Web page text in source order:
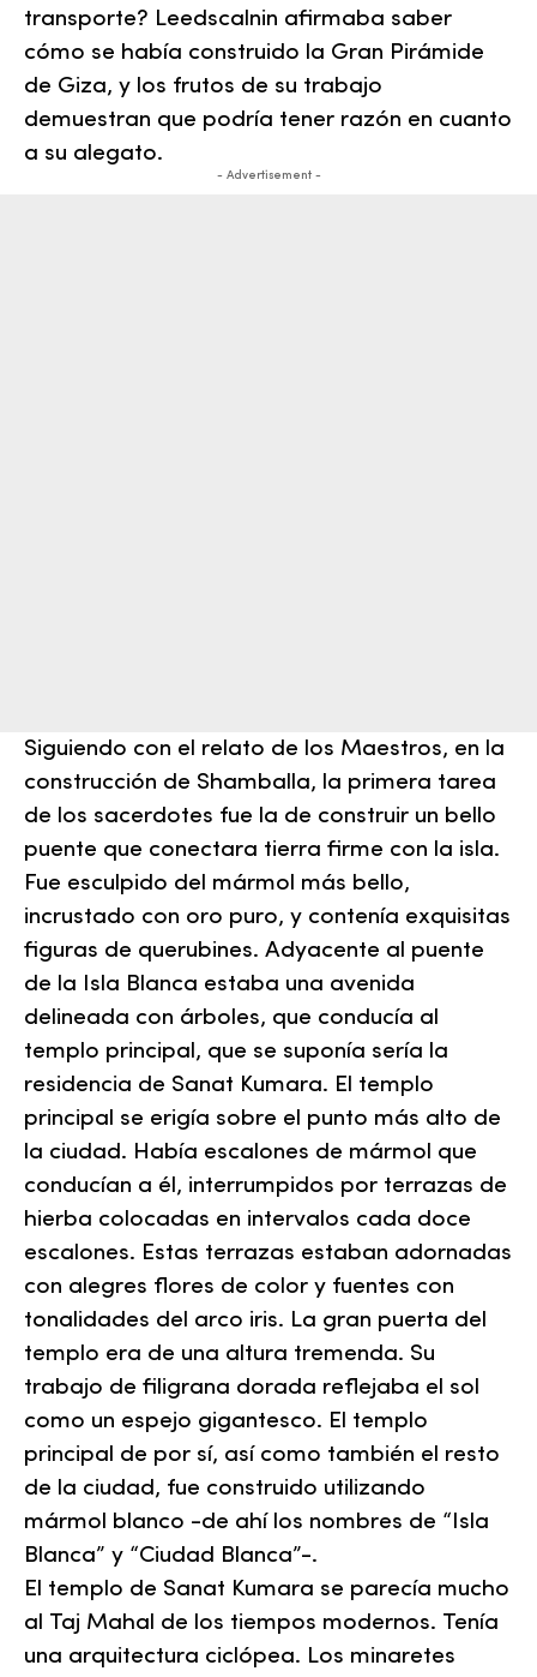
transporte? Leedscalnin afirmaba saber
cómo se había construido la Gran Pirámide
de Giza, y los frutos de su trabajo
demuestran que podría tener razón en cuanto
a su alegato.
- Advertisement -
Siguiendo con el relato de los Maestros, en la
construcción de Shamballa, la primera tarea
de los sacerdotes fue la de construir un bello
puente que conectara tierra firme con la isla.
Fue esculpido del mármol más bello,
incrustado con oro puro, y contenía exquisitas
figuras de querubines. Adyacente al puente
de la Isla Blanca estaba una avenida
delineada con árboles, que conducía al
templo principal, que se suponía sería la
residencia de Sanat Kumara. El templo
principal se erigía sobre el punto más alto de
la ciudad. Había escalones de mármol que
conducían a él, interrumpidos por terrazas de
hierba colocadas en intervalos cada doce
escalones. Estas terrazas estaban adornadas
con alegres flores de color y fuentes con
tonalidades del arco iris. La gran puerta del
templo era de una altura tremenda. Su
trabajo de filigrana dorada reflejaba el sol
como un espejo gigantesco. El templo
principal de por sí, así como también el resto
de la ciudad, fue construido utilizando
mármol blanco -de ahí los nombres de “Isla
Blanca” y “Ciudad Blanca”-.
El templo de Sanat Kumara se parecía mucho
al Taj Mahal de los tiempos modernos. Tenía
una arquitectura ciclópea. Los minaretes